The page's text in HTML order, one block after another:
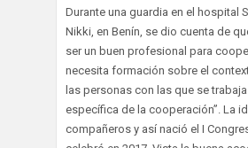
Durante una guardia en el hospital
Nikki, en Benín, se dio cuenta de
ser un buen profesional para
necesita formación sobre el
las personas con las que se
específica de la cooperación”. La
compañeros y así nació el I